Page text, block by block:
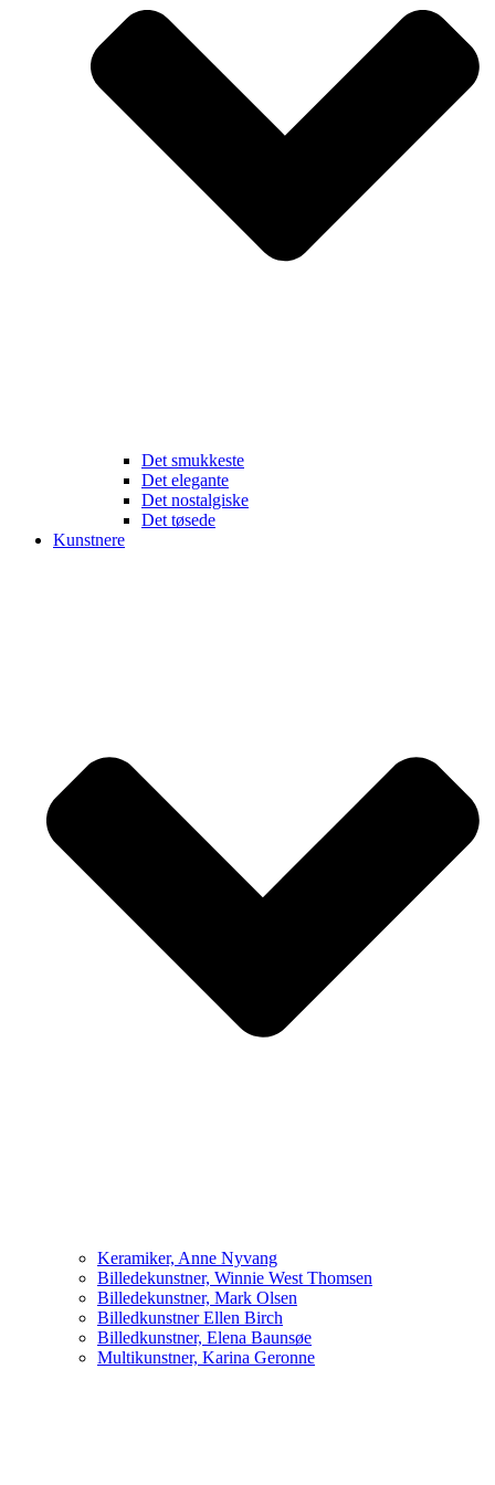
Det smukkeste
Det elegante
Det nostalgiske
Det tøsede
Kunstnere
Keramiker, Anne Nyvang
Billedekunstner, Winnie West Thomsen
Billedekunstner, Mark Olsen
Billedkunstner Ellen Birch
Billedkunstner, Elena Baunsøe
Multikunstner, Karina Geronne